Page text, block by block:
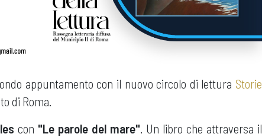
appuntamento con il nuovo circolo di lettura Storie
di Roma.
con "Le parole del mare". Un libro che attraversa il